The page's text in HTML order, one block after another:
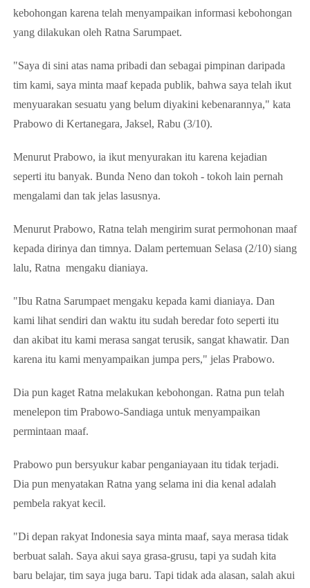
kebohongan karena telah menyampaikan informasi kebohongan
yang dilakukan oleh Ratna Sarumpaet.
"Saya di sini atas nama pribadi dan sebagai pimpinan daripada
tim kami, saya minta maaf kepada publik, bahwa saya telah ikut
menyuarakan sesuatu yang belum diyakini kebenarannya," kata
Prabowo di Kertanegara, Jaksel, Rabu (3/10).
Menurut Prabowo, ia ikut menyurakan itu karena kejadian
seperti itu banyak. Bunda Neno dan tokoh - tokoh lain pernah
mengalami dan tak jelas lasusnya.
Menurut Prabowo, Ratna telah mengirim surat permohonan maaf
kepada dirinya dan timnya. Dalam pertemuan Selasa (2/10) siang
lalu, Ratna mengaku dianiaya.
"Ibu Ratna Sarumpaet mengaku kepada kami dianiaya. Dan
kami lihat sendiri dan waktu itu sudah beredar foto seperti itu
dan akibat itu kami merasa sangat terusik, sangat khawatir. Dan
karena itu kami menyampaikan jumpa pers," jelas Prabowo.
Dia pun kaget Ratna melakukan kebohongan. Ratna pun telah
menelepon tim Prabowo-Sandiaga untuk menyampaikan
permintaan maaf.
Prabowo pun bersyukur kabar penganiayaan itu tidak terjadi.
Dia pun menyatakan Ratna yang selama ini dia kenal adalah
pembela rakyat kecil.
"Di depan rakyat Indonesia saya minta maaf, saya merasa tidak
berbuat salah. Saya akui saya grasa-grusu, tapi ya sudah kita
baru belajar, tim saya juga baru. Tapi tidak ada alasan, salah akui